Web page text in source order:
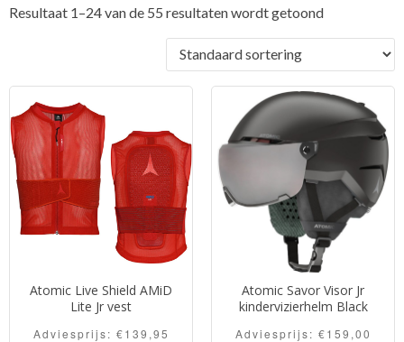
Resultaat 1–24 van de 55 resultaten wordt getoond
Atomic Live Shield AMiD
Lite Jr vest
Adviesprijs: €139,95
Atomic Savor Visor Jr
kindervizierhelm Black
Adviesprijs: €159,00